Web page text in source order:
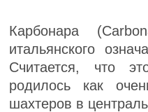
Карбонара
итальянского
Считается, что
родилось как
шахтеров в